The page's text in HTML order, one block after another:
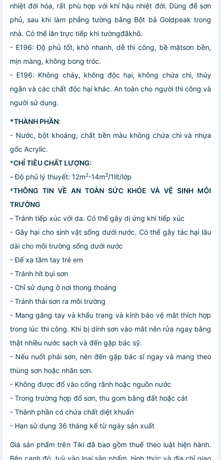
nhiệt đới hóa, rất phù hợp với khí hậu nhiệt đới. Dùng để sơn
phủ, sau khi làm phẳng tường bằng Bột bả Goldpeak trong
nhà. Có thể lăn trực tiếp khi tườngđãkhô.
- E196: Độ phủ tốt, khô nhanh, dễ thi công, bề mặtsơn bền,
mịn màng, không bong tróc.
- E196: Không cháy, không độc hại, không chứa chì, thủy
ngân và các chất độc hại khác. An toàn cho người thì công và
người sử dụng.
*THÀNH PHẦN:
- Nước, bột khoáng, chất bền màu không chứa chì và nhựa
gốc Acrylic.
*CHỈ TIÊU CHẤT LƯỢNG:
-Độ phủ lý thuyết: 12m2-14m2/1lít/lớp
*THÔNG TIN VỀ AN TOÀN SỨC KHỎE VÀ VỆ SINH MÔI
TRƯỜNG
- Tránh tiếp xúc với da. Có thể gây dị ứng khi tiếp xúc
- Gây hại cho sinh vật sống dưới nước. Có thể gây tác hại lâu
dài cho môi trường sống dưới nước
- Để xa tầm tay trẻ em
- Tránh hít bụi sơn
- Chỉ sử dụng ở nơi thong thoáng
- Tránh thải sơn ra môi trường
- Mang găng tay và khẩu trang và kính bảo vệ mắt thích hợp
trong lúc thi công. Khi bị dính sơn vào mắt nên rửa ngay bằng
thật nhiều nước sạch và đến gặp bác sỹ.
- Nếu nuốt phải sơn, nên đến gặp bác sĩ ngay và mang theo
thùng sơn hoặc nhãn sơn.
- Không được đổ vào cống rãnh hoặc nguồn nước
- Trong trường hợp đổ sơn, thu gom bằng đất hoặc cát
- Thành phần có chứa chất diệt khuẩn
- Hạn sử dụng 36 tháng kể từ ngày sản xuất
Giá sản phẩm trên Tiki đã bao gồm thuế theo luật hiện hành.